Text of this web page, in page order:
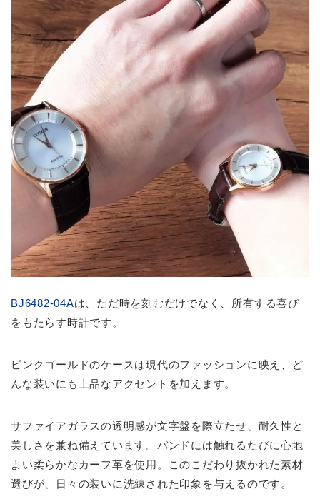
BJ6482-04Aは、ただ時を刻むだけでなく、所有する喜び
をもたらす時計です。
ピンクゴールドのケースは現代のファッションに映え、ど
んな装いにも上品なアクセントを加えます。
サファイアガラスの透明感が文字盤を際立たせ、耐久性と
美しさを兼ね備えています。バンドには触れるたびに心地
よい柔らかなカーフ革を使用。このこだわり抜かれた素材
選びが、日々の装いに洗練された印象を与えるのです。